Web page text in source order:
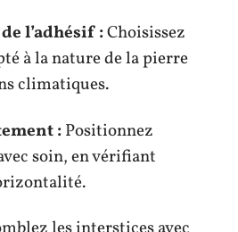
l’adhésif :Choisissez
à la nature de la pierre
climatiques.
:Positionnez
soin, en vérifiant